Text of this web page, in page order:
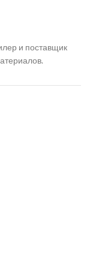
и поставщик